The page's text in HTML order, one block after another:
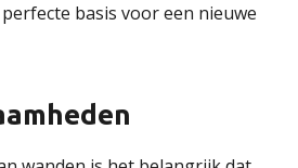
basis voor een nieuwe